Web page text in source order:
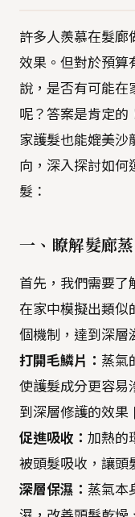
許多人羨慕在髮廊
效果。但對於預算
說，是否有可能在
呢？答案是肯定的
家護髮也能媲美沙
向，深入探討如何
髮：
一、瞭解髮廊
首先，我們需要了
在家中模擬出類似
個機制，達到深層
打開毛鱗片： 蒸氣
使護髮成分更容易
到深層修護的效果
促進吸收： 加熱的
被頭髮吸收，讓頭
深層保濕： 蒸氣本